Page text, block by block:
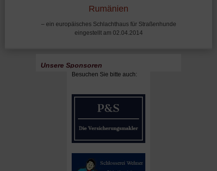
Rumänien
– ein europäisches Schlachthaus für Straßenhunde
eingestellt am 02.04.2014
Unsere Sponsoren
Besuchen Sie bitte auch: